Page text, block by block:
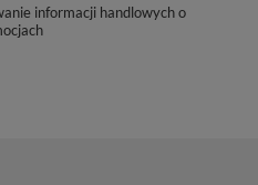
informacji handlowych o